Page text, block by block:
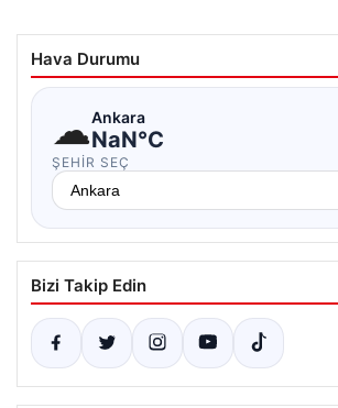
Hava Durumu
☁Ankara
NaN°C
ŞEHIR SEÇ
Bizi Takip Edin